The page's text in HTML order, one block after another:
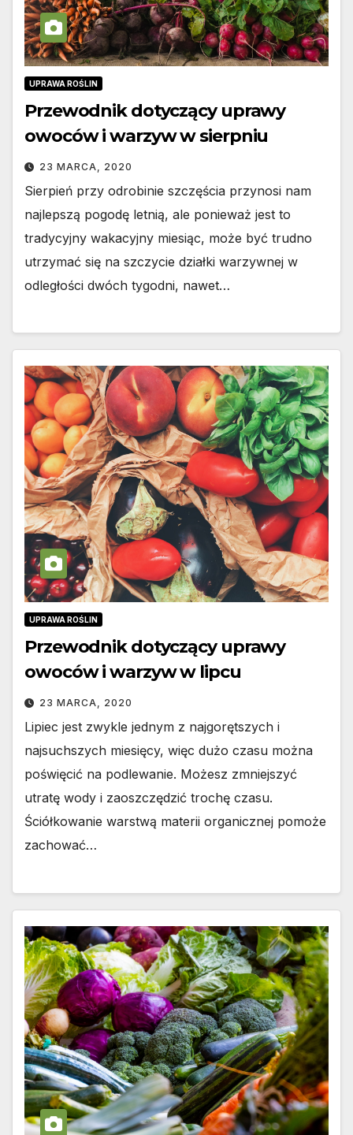
UPRAWA ROŚLIN
Przewodnik dotyczący uprawy
owoców i warzyw w sierpniu
23 MARCA, 2020
Sierpień przy odrobinie szczęścia przynosi nam
najlepszą pogodę letnią, ale ponieważ jest to
tradycyjny wakacyjny miesiąc, może być trudno
utrzymać się na szczycie działki warzywnej w
odległości dwóch tygodni, nawet…
UPRAWA ROŚLIN
Przewodnik dotyczący uprawy
owoców i warzyw w lipcu
23 MARCA, 2020
Lipiec jest zwykle jednym z najgorętszych i
najsuchszych miesięcy, więc dużo czasu można
poświęcić na podlewanie. Możesz zmniejszyć
utratę wody i zaoszczędzić trochę czasu.
Ściółkowanie warstwą materii organicznej pomoże
zachować…